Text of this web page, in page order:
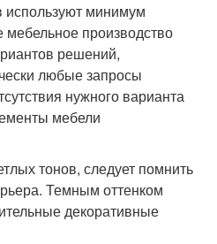
используют минимум
производство
решений,
любые запросы
нужного варианта
мебели
тонов, следует помнить
Темным оттенком
декоративные